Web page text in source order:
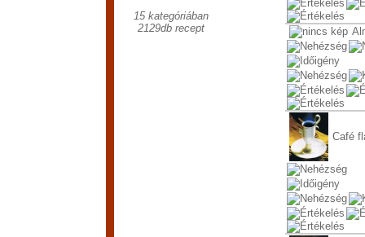
15 kategóriában
2129db recept
Café